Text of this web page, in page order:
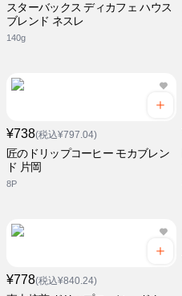
スターバックス ディカフェ ハウス
ブレンド ネスレ
140g
¥738(税込¥797.04)
匠のドリップコーヒー モカブレン
ド 片岡
8P
¥778(税込¥840.24)